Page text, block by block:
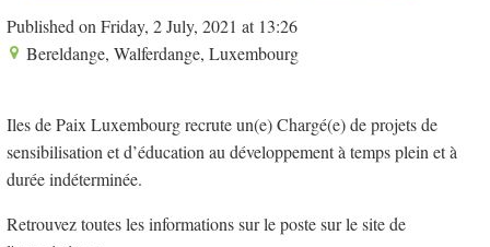
Published on Friday, 2 July, 2021 at 13:26
Bereldange, Walferdange, Luxembourg
Iles de Paix Luxembourg recrute un(e) Chargé(e) de projets de
sensibilisation et d’éducation au développement à temps plein et à
durée indéterminée.
Retrouvez toutes les informations sur le poste sur le site de